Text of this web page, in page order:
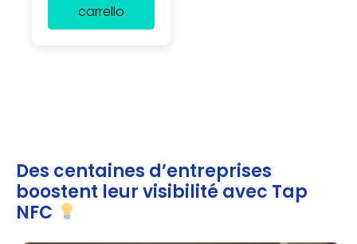
carrello
Des centaines d’entreprises
boostent leur visibilité avec Tap
NFC